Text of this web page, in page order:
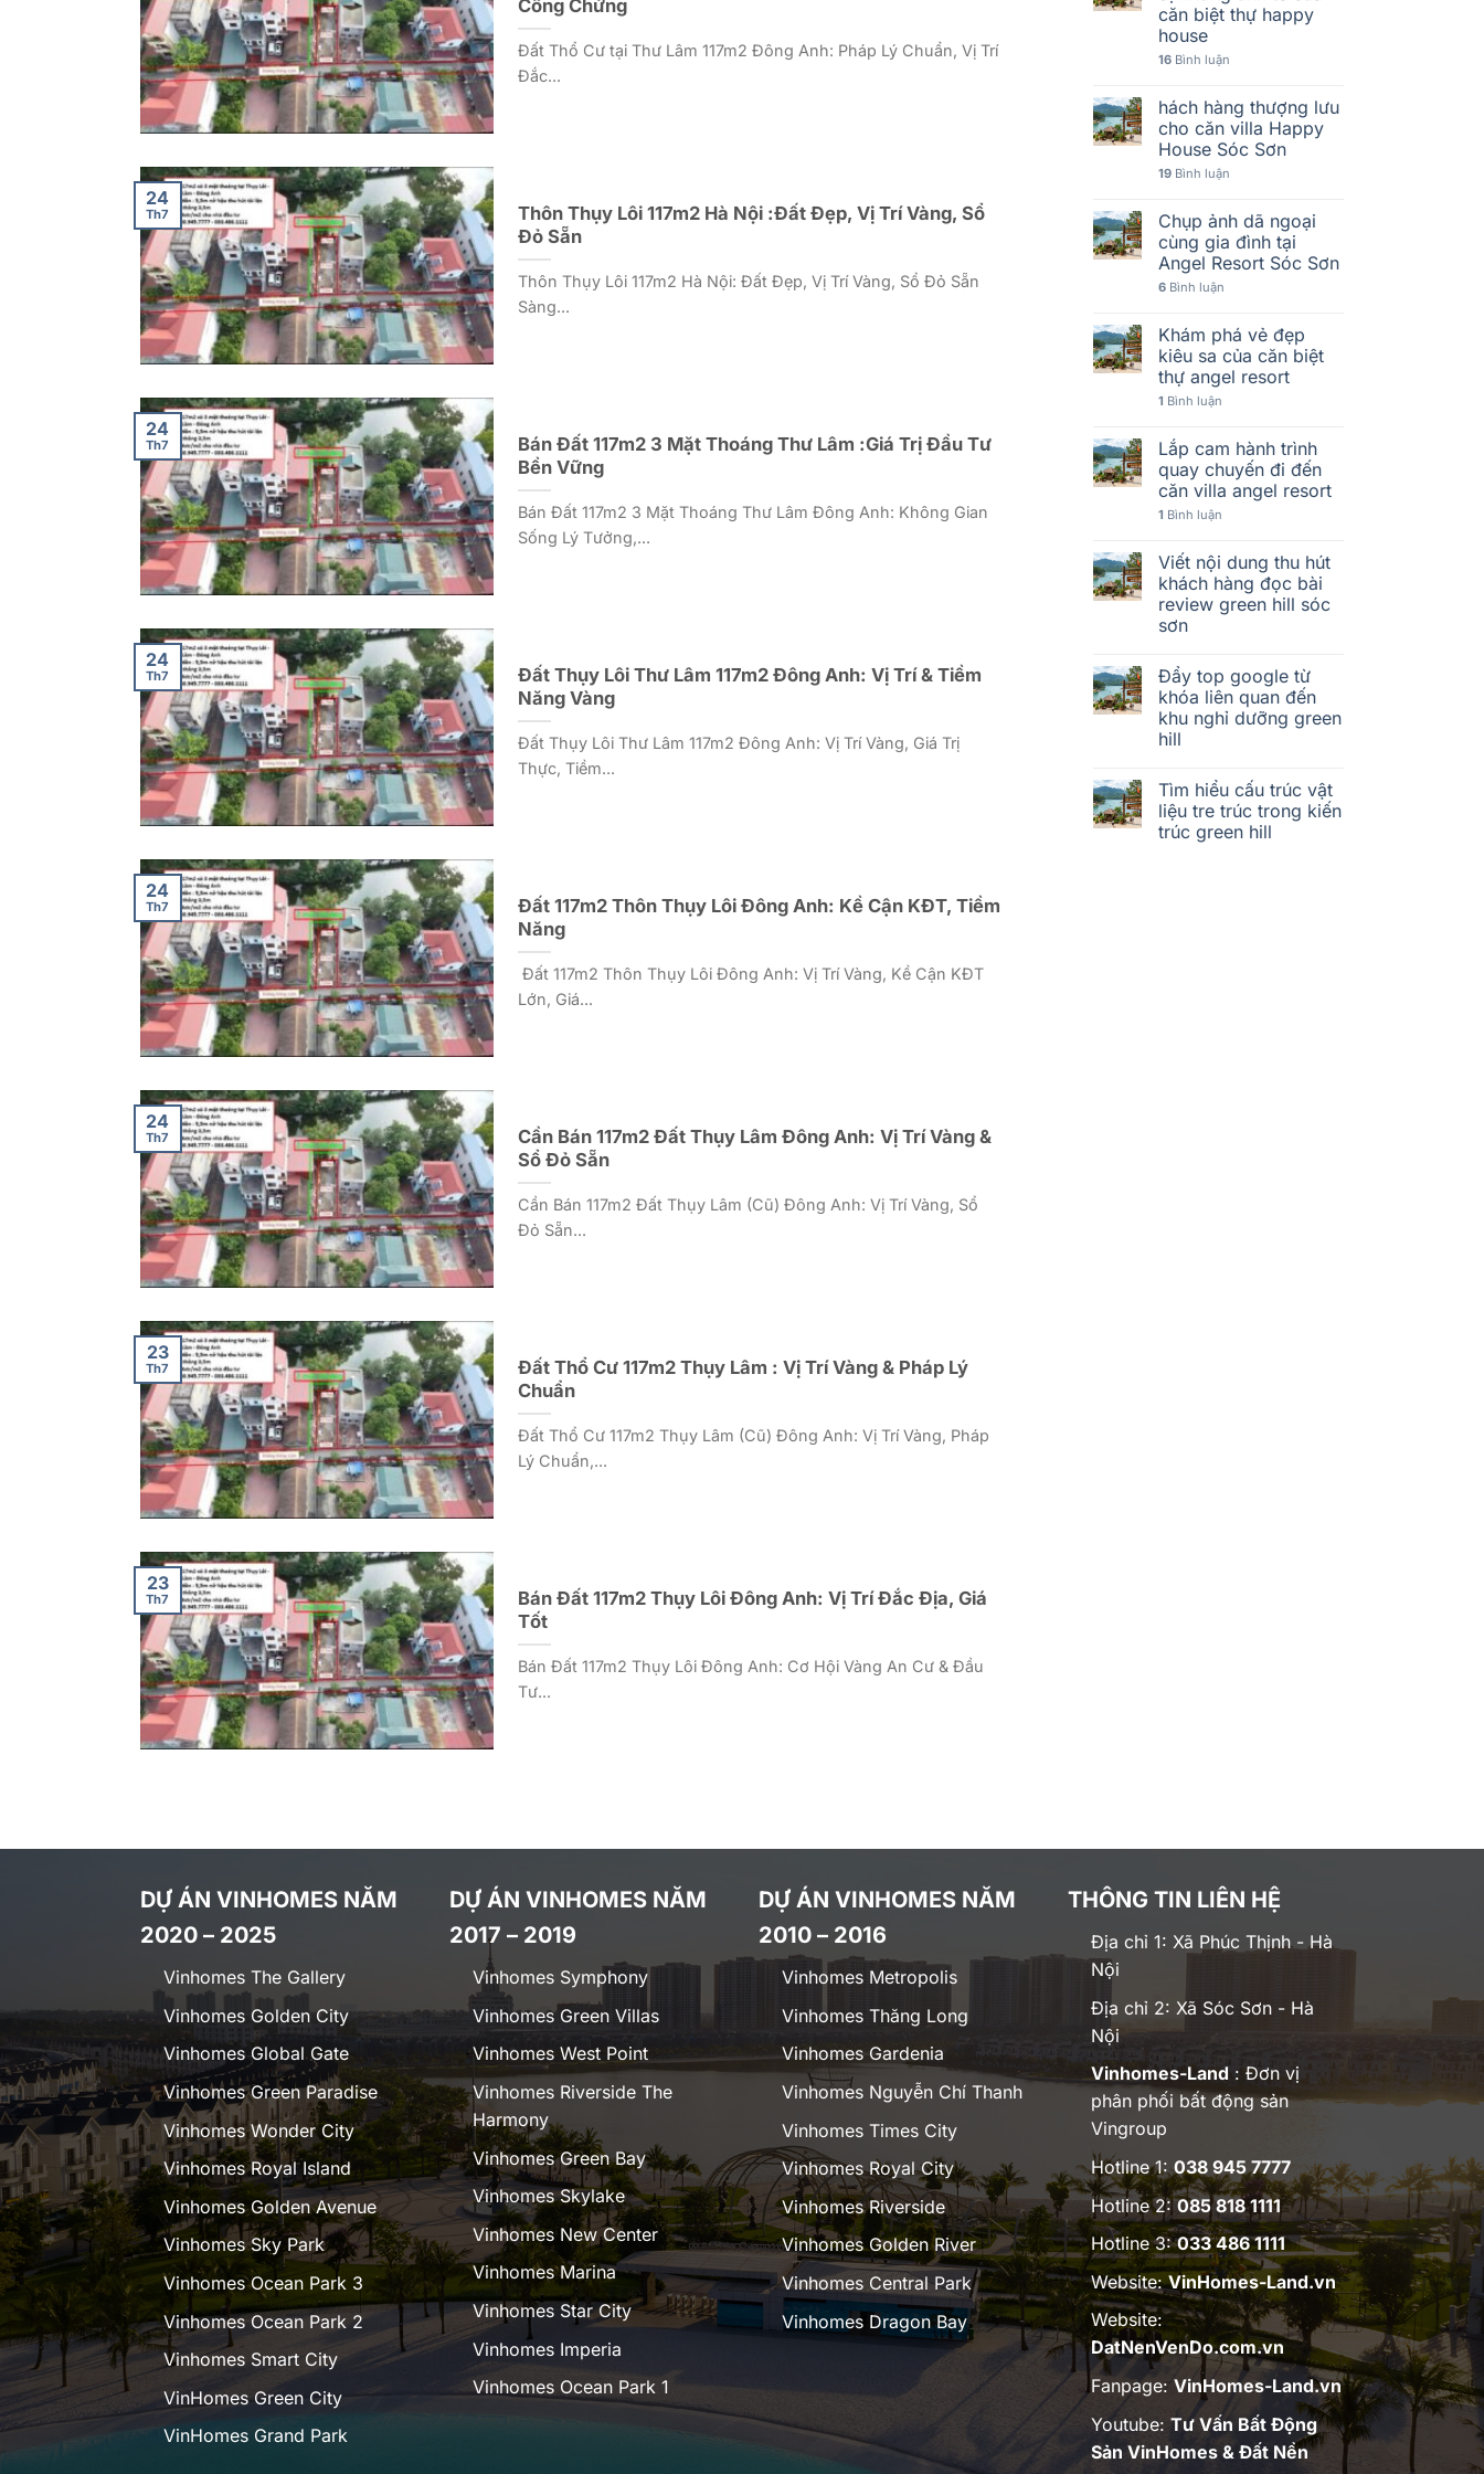
Công Chứng
Đất Thổ Cư tại Thư Lâm 117m2 Đông Anh: Pháp Lý Chuẩn, Vị Trí
Đắc...
Thôn Thụy Lôi 117m2 Hà Nội :Đất Đẹp, Vị Trí Vàng, Sổ
Đỏ Sẵn
Thôn Thụy Lôi 117m2 Hà Nội: Đất Đẹp, Vị Trí Vàng, Sổ Đỏ Sẵn
Sàng...
24
Th7
Bán Đất 117m2 3 Mặt Thoáng Thư Lâm :Giá Trị Đầu Tư
Bền Vững
Bán Đất 117m2 3 Mặt Thoáng Thư Lâm Đông Anh: Không Gian
Sống Lý Tưởng,...
24
Th7
Đất Thụy Lôi Thư Lâm 117m2 Đông Anh: Vị Trí & Tiềm
Năng Vàng
Đất Thụy Lôi Thư Lâm 117m2 Đông Anh: Vị Trí Vàng, Giá Trị
Thực, Tiềm...
24
Th7
Đất 117m2 Thôn Thụy Lôi Đông Anh: Kề Cận KĐT, Tiềm
Năng
Đất 117m2 Thôn Thụy Lôi Đông Anh: Vị Trí Vàng, Kề Cận KĐT
Lớn, Giá...
24
Th7
Cần Bán 117m2 Đất Thụy Lâm Đông Anh: Vị Trí Vàng &
Sổ Đỏ Sẵn
Cần Bán 117m2 Đất Thụy Lâm (Cũ) Đông Anh: Vị Trí Vàng, Sổ
Đỏ Sẵn...
24
Th7
Đất Thổ Cư 117m2 Thụy Lâm : Vị Trí Vàng & Pháp Lý
Chuẩn
Đất Thổ Cư 117m2 Thụy Lâm (Cũ) Đông Anh: Vị Trí Vàng, Pháp
Lý Chuẩn,...
23
Th7
Bán Đất 117m2 Thụy Lôi Đông Anh: Vị Trí Đắc Địa, Giá
Tốt
Bán Đất 117m2 Thụy Lôi Đông Anh: Cơ Hội Vàng An Cư & Đầu
Tư...
23
Th7
căn biệt thự happy
house
16Bình luận
hách hàng thượng lưu
cho căn villa Happy
House Sóc Sơn
19Bình luận
Chụp ảnh dã ngoại
cùng gia đình tại
Angel Resort Sóc Sơn
6Bình luận
Khám phá vẻ đẹp
kiêu sa của căn biệt
thự angel resort
1 Bình luận
Lắp cam hành trình
quay chuyến đi đến
căn villa angel resort
1 Bình luận
Viết nội dung thu hút
khách hàng đọc bài
review green hill sóc
sơn
Đẩy top google từ
khóa liên quan đến
khu nghỉ dưỡng green
hill
Tìm hiểu cấu trúc vật
liệu tre trúc trong kiến
trúc green hill
DỰ ÁN VINHOMES NĂM
2020 – 2025
Vinhomes The Gallery
Vinhomes Golden City
Vinhomes Global Gate
Vinhomes Green Paradise
Vinhomes Wonder City
Vinhomes Royal Island
Vinhomes Golden Avenue
Vinhomes Sky Park
Vinhomes Ocean Park 3
Vinhomes Ocean Park 2
Vinhomes Smart City
VinHomes Green City
VinHomes Grand Park
DỰ ÁN VINHOMES NĂM
2017 – 2019
Vinhomes Symphony
Vinhomes Green Villas
Vinhomes West Point
Vinhomes Riverside The
Harmony
Vinhomes Green Bay
Vinhomes Skylake
Vinhomes New Center
Vinhomes Marina
Vinhomes Star City
Vinhomes Imperia
Vinhomes Ocean Park 1
DỰ ÁN VINHOMES NĂM
2010 – 2016
Vinhomes Metropolis
Vinhomes Thăng Long
Vinhomes Gardenia
Vinhomes Nguyễn Chí Thanh
Vinhomes Times City
Vinhomes Royal City
Vinhomes Riverside
Vinhomes Golden River
Vinhomes Central Park
Vinhomes Dragon Bay
THÔNG TIN LIÊN HỆ
Địa chỉ 1: Xã Phúc Thịnh - Hà
Nội
Địa chỉ 2: Xã Sóc Sơn - Hà
Nội
Vinhomes-Land: Đơn vị
phân phối bất động sản
Vingroup
Hotline 1:038 945 7777
Hotline 2:085 818 1111
Hotline 3:033 486 1111
Website:VinHomes-Land.vn
Website:
DatNenVenDo.com.vn
Fanpage: VinHomes-Land.vn
Youtube: Tư Vấn Bất Động
Sản VinHomes & Đất Nền